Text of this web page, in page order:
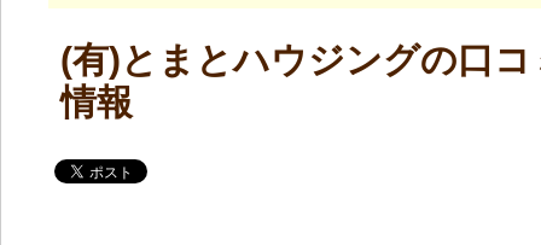
(有)とまとハウジングの口コ
情報